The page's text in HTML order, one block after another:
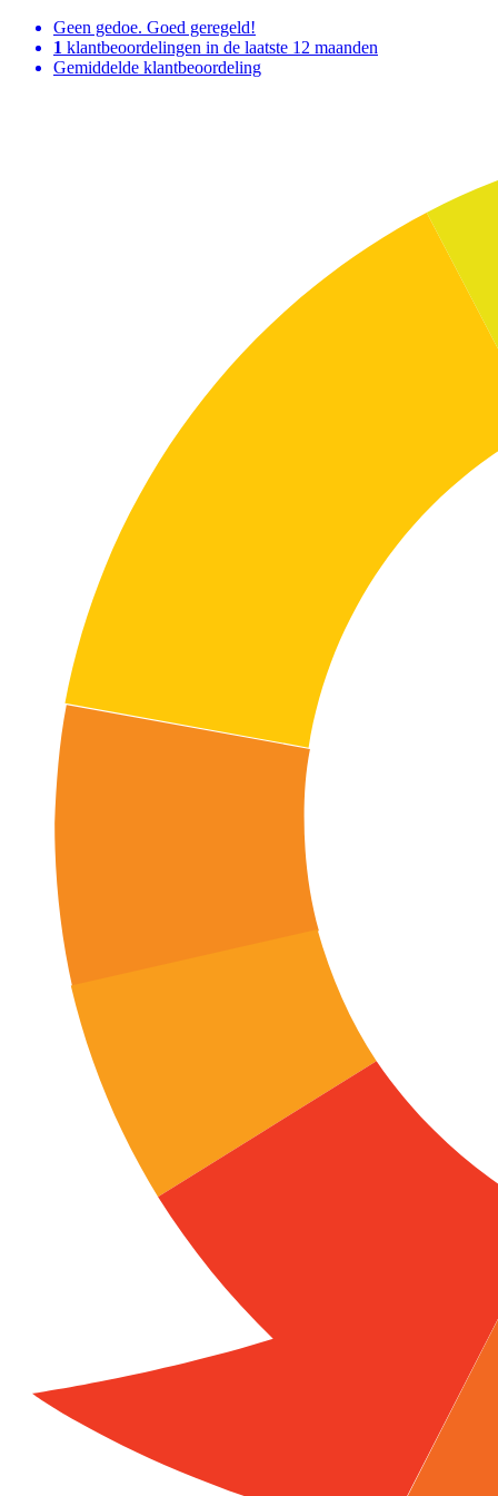
Geen gedoe. Goed geregeld!
1 klantbeoordelingen in de laatste 12 maanden
Gemiddelde klantbeoordeling